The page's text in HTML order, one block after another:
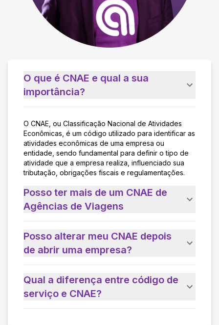
O que é CNAE e qual a sua
importância?
O CNAE, ou Classificação Nacional de Atividades
Econômicas, é um código utilizado para identificar as
atividades econômicas de uma empresa ou
entidade, sendo fundamental para definir o tipo de
atividade que a empresa realiza, influenciado sua
tributação, obrigações fiscais e regulamentações.
Posso ter mais de um CNAE de
Agências de Viagens
Posso alterar meu CNAE depois
de abrir uma empresa?
Qual a diferença entre código de
serviço e CNAE?